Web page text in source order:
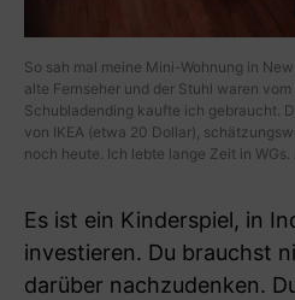
So sah mal meine Mini-Wohnung in
alte Fernseher und der Stuhl waren
Schubladending kaufte ich gebraucht.
von IKEA (etwa 20 Dollar),
noch heute. Ich lebte lange Zeit in
Es ist ein Kinderspiel, in
investieren. Du brauchst
darüber nachzudenken.